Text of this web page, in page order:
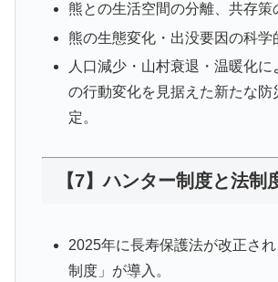
熊との生活空間の分離、共存策
熊の生態変化・出没要因の科学
人口減少・山村衰退・温暖化に
の行動変化を見据えた新たな防
定。
【7】ハンター制度と法制
2025年に長寿保護法が改正さ
制度」が導入。